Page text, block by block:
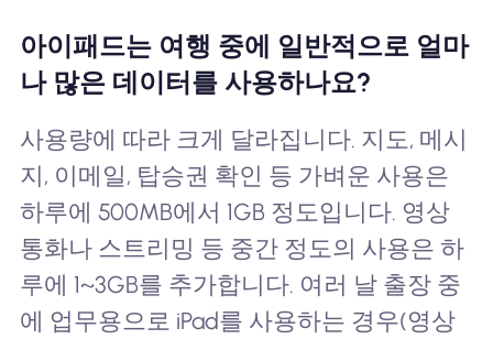
아이패드는 여행 중에 일반적으로 얼마
나 많은 데이터를 사용하나요?
사용량에 따라 크게 달라집니다. 지도, 메시
지, 이메일, 탑승권 확인 등 가벼운 사용은
하루에 500MB에서 1GB 정도입니다. 영상
통화나 스트리밍 등 중간 정도의 사용은 하
루에 1~3GB를 추가합니다. 여러 날 출장 중
에 업무용으로 iPad를 사용하는 경우(영상